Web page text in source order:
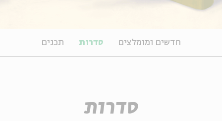
חדשים ומומלצים סדרות תכנים
סדרות